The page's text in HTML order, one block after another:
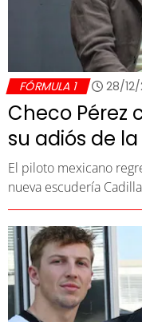
FÓRMULA 1 28/
Checo Pérez
su adiós de la
El piloto mexicano
nueva escudería